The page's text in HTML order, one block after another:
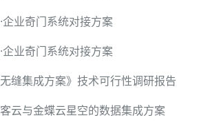
业奇门系统对接方案
业奇门系统对接方案
缝集成方案》技术可行性调研报告
云与金蝶云星空的数据集成方案